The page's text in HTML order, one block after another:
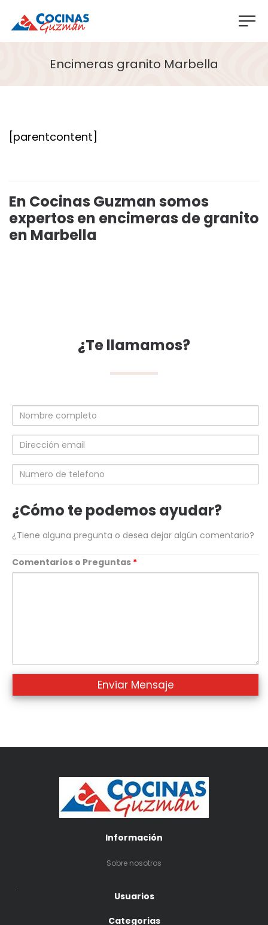
Encimeras granito Marbella
[parentcontent]
En Cocinas Guzman somos
expertos en encimeras de granito
en Marbella
¿Te llamamos?
Nombre
completo
Dirección
email
Numero
de
¿Cómo te podemos ayudar?
¿Tiene alguna pregunta o desea dejar algún comentario?
Comentarios o Preguntas *
Información
Sobre nosotros
.
Usuarios
Categorias